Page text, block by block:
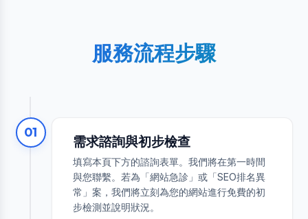
服務流程步驟
01
需求諮詢與初步檢查
填寫本頁下方的諮詢表單。我們將在第一時間
與您聯繫。若為「網站急診」或「SEO排名異
常」案，我們將立刻為您的網站進行免費的初
步檢測並說明狀況。